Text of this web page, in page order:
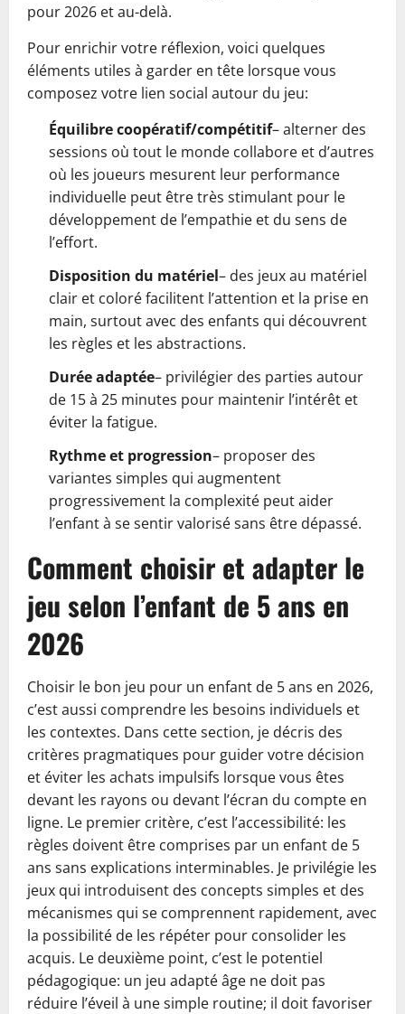
pour 2026 et au-delà.
Pour enrichir votre réflexion, voici quelques
éléments utiles à garder en tête lorsque vous
composez votre lien social autour du jeu:
Équilibre coopératif/compétitif– alterner des
sessions où tout le monde collabore et d’autres
où les joueurs mesurent leur performance
individuelle peut être très stimulant pour le
développement de l’empathie et du sens de
l’effort.
Disposition du matériel– des jeux au matériel
clair et coloré facilitent l’attention et la prise en
main, surtout avec des enfants qui découvrent
les règles et les abstractions.
Durée adaptée– privilégier des parties autour
de 15 à 25 minutes pour maintenir l’intérêt et
éviter la fatigue.
Rythme et progression– proposer des
variantes simples qui augmentent
progressivement la complexité peut aider
l’enfant à se sentir valorisé sans être dépassé.
Comment choisir et adapter le
jeu selon l’enfant de 5 ans en
2026
Choisir le bon jeu pour un enfant de 5 ans en 2026,
c’est aussi comprendre les besoins individuels et
les contextes. Dans cette section, je décris des
critères pragmatiques pour guider votre décision
et éviter les achats impulsifs lorsque vous êtes
devant les rayons ou devant l’écran du compte en
ligne. Le premier critère, c’est l’accessibilité: les
règles doivent être comprises par un enfant de 5
ans sans explications interminables. Je privilégie les
jeux qui introduisent des concepts simples et des
mécanismes qui se comprennent rapidement, avec
la possibilité de les répéter pour consolider les
acquis. Le deuxième point, c’est le potentiel
pédagogique: un jeu adapté âge ne doit pas
réduire l’éveil à une simple routine; il doit favoriser